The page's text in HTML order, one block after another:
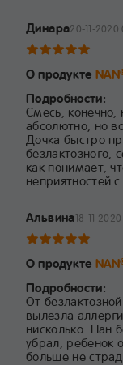
Динара20-11-2020
О продукте NAN
Подробности:
Смесь, конечно,
абсолютно, но
Дочка быстро
безлактозного,
как понимает,
неприятностей
Альвина18-11-
О продукте NAN
Подробности:
От
вылезла
нисколько. Нан
убрал, ребенок
больше не